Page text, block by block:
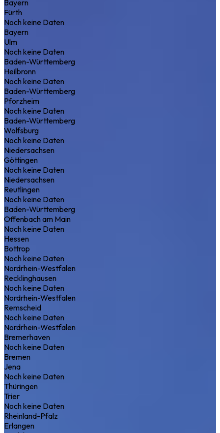
Bayern
Fürth
Noch keine Daten
Bayern
Ulm
Noch keine Daten
Baden-Württemberg
Heilbronn
Noch keine Daten
Baden-Württemberg
Pforzheim
Noch keine Daten
Baden-Württemberg
Wolfsburg
Noch keine Daten
Niedersachsen
Göttingen
Noch keine Daten
Niedersachsen
Reutlingen
Noch keine Daten
Baden-Württemberg
Offenbach am Main
Noch keine Daten
Hessen
Bottrop
Noch keine Daten
Nordrhein-Westfalen
Recklinghausen
Noch keine Daten
Nordrhein-Westfalen
Remscheid
Noch keine Daten
Nordrhein-Westfalen
Bremerhaven
Noch keine Daten
Bremen
Jena
Noch keine Daten
Thüringen
Trier
Noch keine Daten
Rheinland-Pfalz
Erlangen